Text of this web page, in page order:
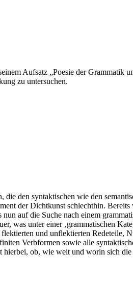
Aufsatz „Poesie der Grammatik
zu untersuchen.
den syntaktischen wie den
der Dichtkunst schlechthin.
auf die Suche nach einem
was unter einer ‚grammatischen
und unflektierten Redeteile,
Verbformen sowie alle
ob, wie weit und worin sich